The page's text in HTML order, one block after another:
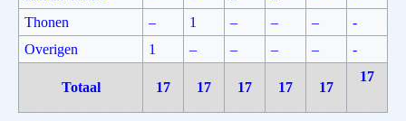
Thonen
– 1 – – –
-
Overigen
1 – – – – -
Totaal 17 17 17 17 17
17